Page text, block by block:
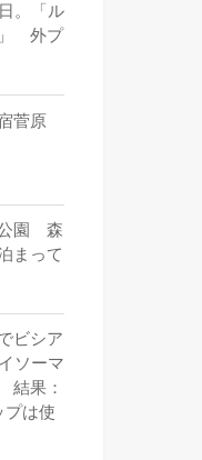
。「ル
」 外プ
菅原
公園 森
まって
ビシア
ソーマ
結果：
プは使